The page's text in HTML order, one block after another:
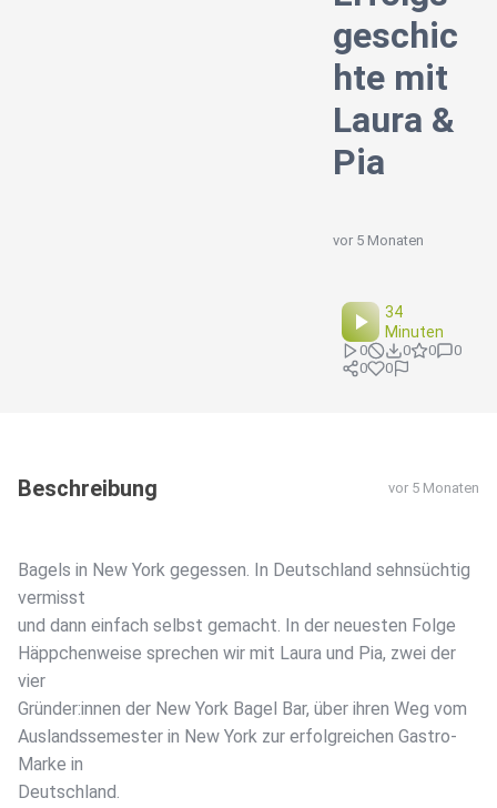
geschic
hte mit
Laura &
Pia
vor 5 Monaten
34
Minuten
0 0 0
0
0
0
Beschreibung vor 5 Monaten
Bagels in New York gegessen. In Deutschland sehnsüchtig
vermisst
und dann einfach selbst gemacht. In der neuesten Folge
Häppchenweise sprechen wir mit Laura und Pia, zwei der
vier
Gründer:innen der New York Bagel Bar, über ihren Weg vom
Auslandssemester in New York zur erfolgreichen Gastro-
Marke in
Deutschland.